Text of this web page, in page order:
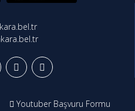
Youtuber Başvuru Formu